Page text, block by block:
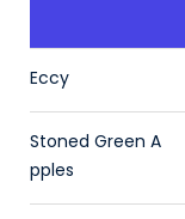
Eccy
Stoned Green A
pples